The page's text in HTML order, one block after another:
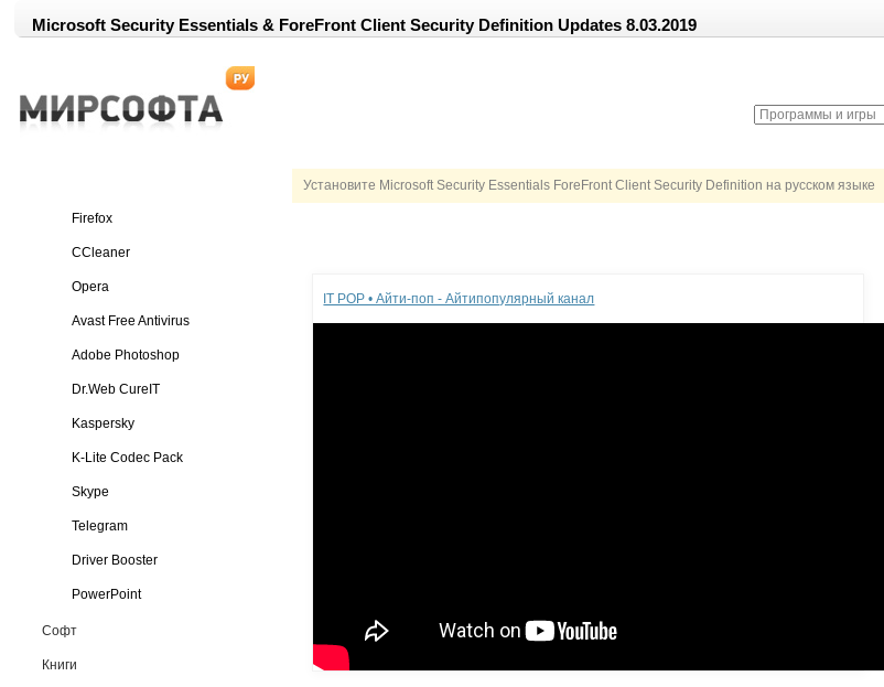
Microsoft Security Essentials & ForeFront Client Security Definition Updates 8.03.2019
Установите Microsoft Security Essentials ForeFront Client Security Definition на русском языке
Firefox
CCleaner
Opera
Avast Free Antivirus
Adobe Photoshop
Dr.Web CureIT
Kaspersky
K-Lite Codec Pack
Skype
Telegram
Driver Booster
PowerPoint
Софт
Книги
IT POP • Айти-поп - Айтипопулярный канал